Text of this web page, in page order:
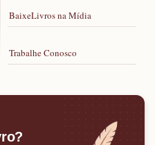
BaixeLivros na Mídia
Trabalhe Conosco